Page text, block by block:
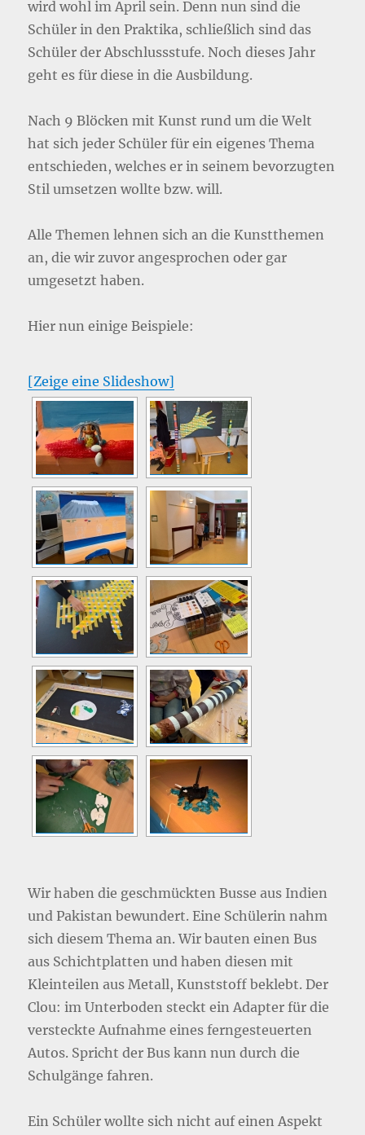
wird wohl im April sein. Denn nun sind die
Schüler in den Praktika, schließlich sind das
Schüler der Abschlussstufe. Noch dieses Jahr
geht es für diese in die Ausbildung.
Nach 9 Blöcken mit Kunst rund um die Welt
hat sich jeder Schüler für ein eigenes Thema
entschieden, welches er in seinem bevorzugten
Stil umsetzen wollte bzw. will.
Alle Themen lehnen sich an die Kunstthemen
an, die wir zuvor angesprochen oder gar
umgesetzt haben.
Hier nun einige Beispiele:
[Zeige eine Slideshow]
Wir haben die geschmückten Busse aus Indien
und Pakistan bewundert. Eine Schülerin nahm
sich diesem Thema an. Wir bauten einen Bus
aus Schichtplatten und haben diesen mit
Kleinteilen aus Metall, Kunststoff beklebt. Der
Clou: im Unterboden steckt ein Adapter für die
versteckte Aufnahme eines ferngesteuerten
Autos. Spricht der Bus kann nun durch die
Schulgänge fahren.
Ein Schüler wollte sich nicht auf einen Aspekt